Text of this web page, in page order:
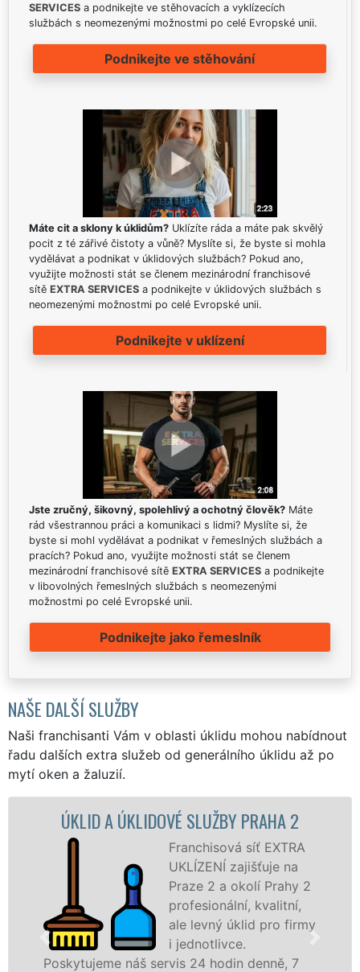
SERVICES a podnikejte ve stěhovacích a vyklízecích
službách s neomezenými možnostmi po celé Evropské unii.
Podnikejte ve stěhování
Máte cit a sklony k úklidům? Uklízíte ráda a máte pak skvělý
pocit z té zářivé čistoty a vůně? Myslíte si, že byste si mohla
vydělávat a podnikat v úklidových službách? Pokud ano,
využijte možnosti stát se členem mezinárodní franchisové
sítě EXTRA SERVICES a podnikejte v úklidových službách s
neomezenými možnostmi po celé Evropské unii.
Podnikejte v uklízení
Jste zručný, šikovný, spolehlivý a ochotný člověk? Máte
rád všestrannou práci a komunikaci s lidmi? Myslíte si, že
byste si mohl vydělávat a podnikat v řemeslných službách a
pracích? Pokud ano, využijte možnosti stát se členem
mezinárodní franchisové sítě EXTRA SERVICES a podnikejte
v libovolných řemeslných službách s neomezenými
možnostmi po celé Evropské unii.
Podnikejte jako řemeslník
NAŠE DALŠÍ SLUŽBY
Naši franchisanti Vám v oblasti úklidu mohou nabídnout
řadu dalších extra služeb od generálního úklidu až po
mytí oken a žaluzií.
PRAHA 2
síť EXTRA
kvalitní,
úklid pro firmy
hodin denně, 7
ÚKLIDOVÁ SLUŽBA A
Praze 2
služby
nabízíme pro všechny